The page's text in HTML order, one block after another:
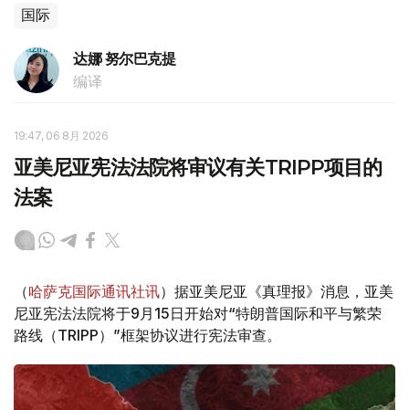
国际
达娜 努尔巴克提
编译
19:47, 06 8月 2026
亚美尼亚宪法法院将审议有关TRIPP项目的
法案
（哈萨克国际通讯社讯）据亚美尼亚《真理报》消息，亚美
尼亚宪法法院将于9月15日开始对“特朗普国际和平与繁荣
路线（TRIPP）”框架协议进行宪法审查。